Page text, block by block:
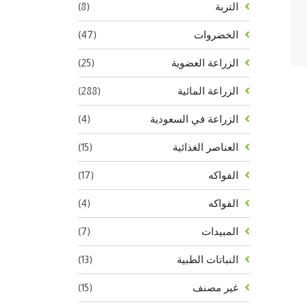
التربة (8)
الخضروات (47)
الزراعة العضوية (25)
الزراعة المائية (288)
الزراعة في السعودية (4)
العناصر الغذائية (15)
الفواكه (17)
الفواكه (4)
المبيدات (7)
النباتات الطبية (13)
غير مصنف (15)